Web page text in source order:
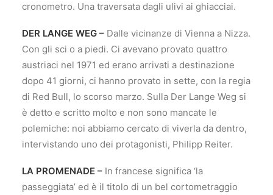
cronometro. Una traversata dagli ulivi ai ghiacciai.
DER LANGE WEG – Dalle vicinanze di Vienna a Nizza.
Con gli sci o a piedi. Ci avevano provato quattro
austriaci nel 1971 ed erano arrivati a destinazione
dopo 41 giorni, ci hanno provato in sette, con la regia
di Red Bull, lo scorso marzo. Sulla Der Lange Weg si
è detto e scritto molto e non sono mancate le
polemiche: noi abbiamo cercato di viverla da dentro,
intervistando uno dei protagonisti, Philipp Reiter.
LA PROMENADE – In francese significa ‘la
passeggiata’ ed è il titolo di un bel cortometraggio